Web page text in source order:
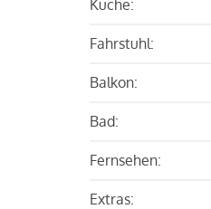
Küche:
Fahrstuhl:
Balkon:
Bad:
Fernsehen:
Extras: